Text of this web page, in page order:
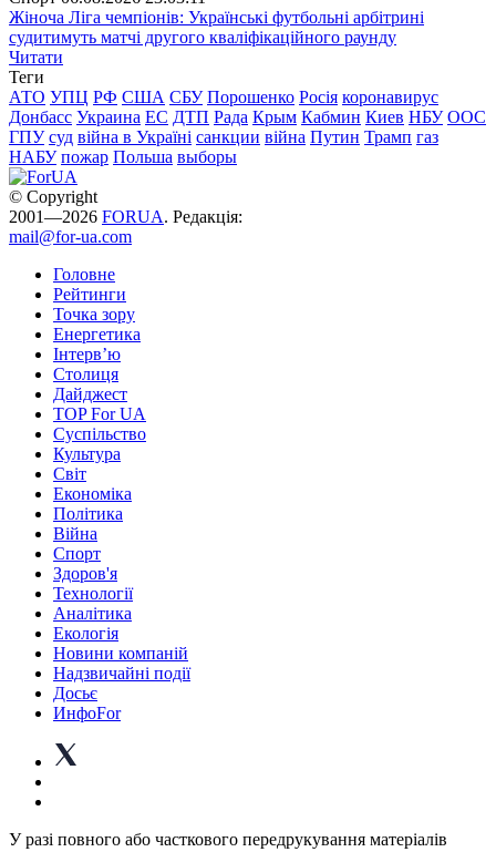
Жіноча Ліга чемпіонів: Українські футбольні арбітрині
судитимуть матчі другого кваліфікаційного раунду
Читати
Теги
АТО УПЦ РФ США СБУ Порошенко Росія коронавирус
Донбасс Украина ЕС ДТП Рада Крым Кабмин Киев НБУ ООС
ГПУ суд війна в Україні санкции війна Путин Трамп газ
НАБУ пожар Польша выборы
© Copyright
2001—2026 FORUA. Редакція:
mail@for-ua.com
Головне
Рейтинги
Точка зору
Енергетика
Інтерв’ю
Столиця
Дайджест
TOP For UA
Суспiльство
Культура
Світ
Економіка
Політика
Війна
Спорт
Здоров'я
Технології
Аналітика
Екологія
Новини компаній
Надзвичайні події
Досьє
ИнфоFor
У разі повного або часткового передрукування матеріалів